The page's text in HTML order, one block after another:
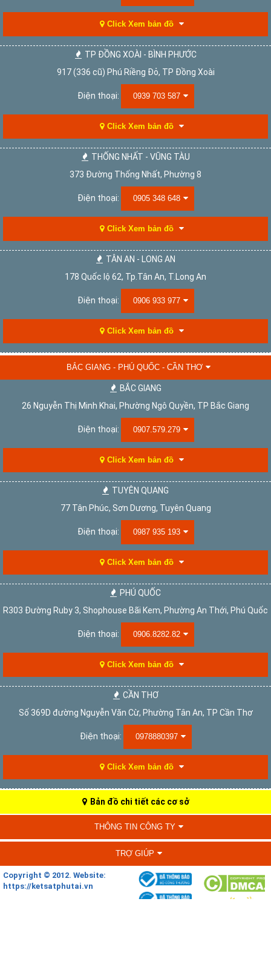
Click Xem bản đồ
TP ĐỒNG XOÀI - BÌNH PHƯỚC
917 (336 cũ) Phú Riềng Đỏ, TP Đồng Xoài
Điện thoại: 0939 703 587
Click Xem bản đồ
THỐNG NHẤT - VŨNG TÀU
373 Đường Thống Nhất, Phường 8
Điện thoại: 0905 348 648
Click Xem bản đồ
TÂN AN - LONG AN
178 Quốc lộ 62, Tp.Tân An, T.Long An
Điện thoại: 0906 933 977
Click Xem bản đồ
BẮC GIANG - PHÚ QUỐC - CẦN THƠ
BẮC GIANG
26 Nguyễn Thị Minh Khai, Phường Ngô Quyền, TP Bắc Giang
Điện thoại: 0907.579.279
Click Xem bản đồ
TUYÊN QUANG
77 Tân Phúc, Sơn Dương, Tuyên Quang
Điện thoại: 0987 935 193
Click Xem bản đồ
PHÚ QUỐC
R303 Đường Ruby 3, Shophouse Bãi Kem, Phường An Thới, Phú Quốc
Điện thoại: 0906.8282.82
Click Xem bản đồ
CẦN THƠ
Số 369D đường Nguyễn Văn Cừ, Phường Tân An, TP Cần Thơ
Điện thoại: 0978880397
Click Xem bản đồ
Bản đồ chi tiết các cơ sở
THÔNG TIN CÔNG TY
TRỢ GIÚP
Copyright © 2012. Website:
https://ketsatphutai.vn